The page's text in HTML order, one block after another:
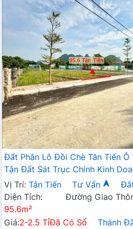
Đất Phân Lô Đồi Chè Tân Tiến Ô
Tận Đất Sát Trục Chính Kinh
Xã Ngay Gần QL21A
Vị Trí: Tân Tiến Tư Vấn
Diện Tích:
95.6m²
Đường Giao
Giá:2-2.5 TỉĐã Có Sổ Thành